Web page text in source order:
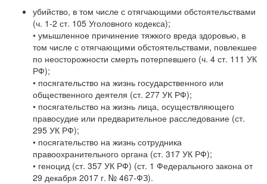
убийство, в том числе с отягчающими обстоятельствами
(ч. 1-2 ст. 105 Уголовного кодекса);
• умышленное причинение тяжкого вреда здоровью, в
том числе с отягчающими обстоятельствами, повлекшее
по неосторожности смерть потерпевшего (ч. 4 ст. 111 УК
РФ);
• посягательство на жизнь государственного или
общественного деятеля (ст. 277 УК РФ);
• посягательство на жизнь лица, осуществляющего
правосудие или предварительное расследование (ст.
295 УК РФ);
• посягательство на жизнь сотрудника
правоохранительного органа (ст. 317 УК РФ);
• геноцид (ст. 357 УК РФ) (ст. 1 Федерального закона от
29 декабря 2017 г. № 467-ФЗ).